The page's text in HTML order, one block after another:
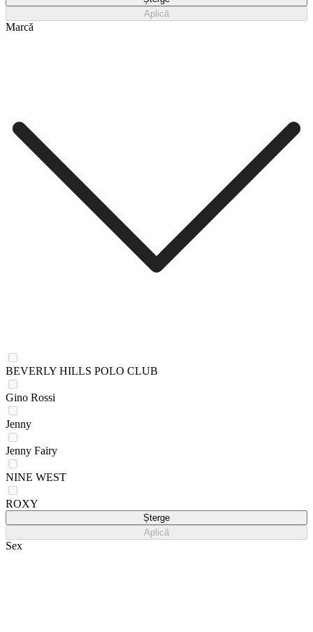
Aplică
Marcă
BEVERLY HILLS POLO CLUB
Gino Rossi
Jenny
Jenny Fairy
NINE WEST
ROXY
Șterge
Aplică
Sex